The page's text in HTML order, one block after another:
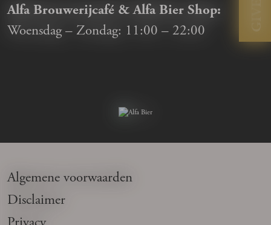
Alfa Brouwerijcafé & Alfa Bier Shop:
Woensdag – Zondag: 11:00 – 22:00
Algemene voorwaarden
Disclaimer